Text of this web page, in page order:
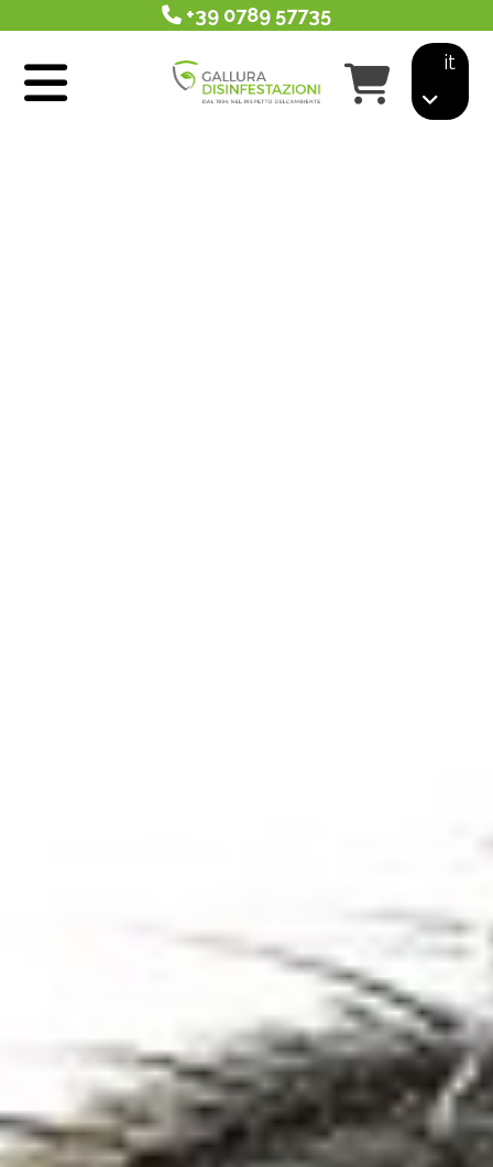
+39 0789 57735
it